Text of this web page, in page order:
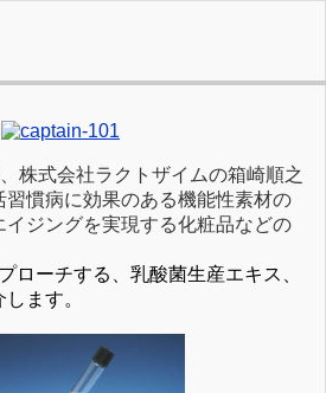
株式会社ラクトザイムの箱崎順之
習慣病に効果のある機能性素材の
ジングを実現する化粧品などの
ローチする、乳酸菌生産エキス、
ます。